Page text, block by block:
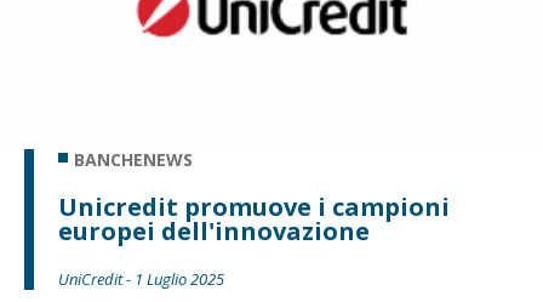
BANCHENEWS
Unicredit promuove i campioni
europei dell'innovazione
UniCredit - 1 Luglio 2025